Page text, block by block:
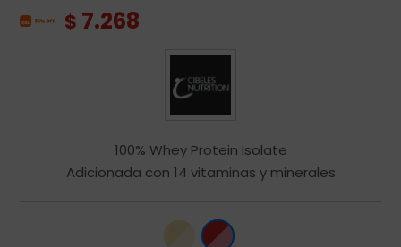
$ 7.268
100% Whey Protein Isolate
Adicionada con 14 vitaminas y minerales